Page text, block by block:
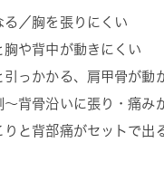
る／胸を張りにくい
胸や背中が動きにくい
引っかかる、肩甲骨が動
〜背骨沿いに張り・痛み
りと背部痛がセットで出